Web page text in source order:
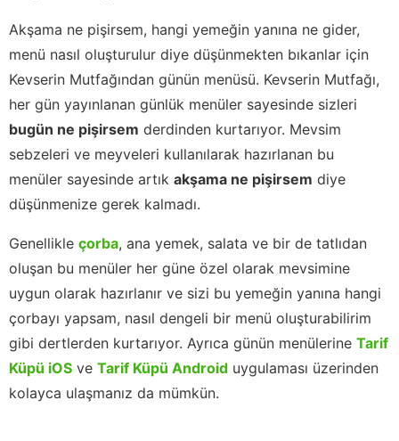
Akşama ne pişirsem, hangi yemeğin yanına ne gider,
menü nasıl oluşturulur diye düşünmekten bıkanlar için
Kevserin Mutfağından günün menüsü. Kevserin Mutfağı,
her gün yayınlanan günlük menüler sayesinde sizleri
bugün ne pişirsem derdinden kurtarıyor. Mevsim
sebzeleri ve meyveleri kullanılarak hazırlanan bu
menüler sayesinde artık akşama ne pişirsem diye
düşünmenize gerek kalmadı.
Genellikle çorba, ana yemek, salata ve bir de tatlıdan
oluşan bu menüler her güne özel olarak mevsimine
uygun olarak hazırlanır ve sizi bu yemeğin yanına hangi
çorbayı yapsam, nasıl dengeli bir menü oluşturabilirim
gibi dertlerden kurtarıyor. Ayrıca günün menülerine Tarif
Küpü iOS ve Tarif Küpü Android uygulaması üzerinden
kolayca ulaşmanız da mümkün.